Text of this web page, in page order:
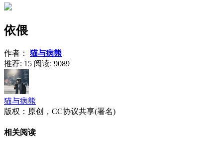
依偎
作者： 猫与病熊
推荐: 15 阅读: 9089
猫与病熊
版权：原创，CC协议共享(署名)
相关阅读